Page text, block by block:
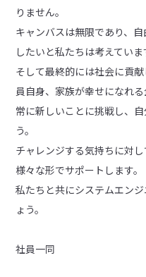
りません。
キャンバスは無限であり、
したいと私たちは考えていま
そして最終的には社会に貢
員自身、家族が幸せになれる
常に新しいことに挑戦し、
う。
チャレンジする気持ちに対
様々な形でサポートします。
私たちと共にシステムエン
ょう。
社員一同